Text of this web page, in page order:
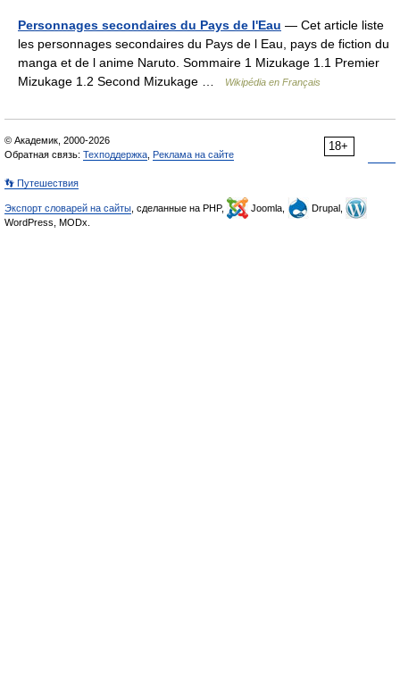
Personnages secondaires du Pays de l'Eau — Cet article liste
les personnages secondaires du Pays de l Eau, pays de fiction du
manga et de l anime Naruto. Sommaire 1 Mizukage 1.1 Premier
Mizukage 1.2 Second Mizukage …
Wikipédia en Français
18+
© Академик, 2000-2026
Обратная связь: Техподдержка Реклама на сайте
👣 Путешествия
Экспорт словарей на сайты , сделанные на PHP, Joomla,
Drupal,
WordPress, MODx.